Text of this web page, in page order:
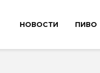
НОВОСТИ ПИВО